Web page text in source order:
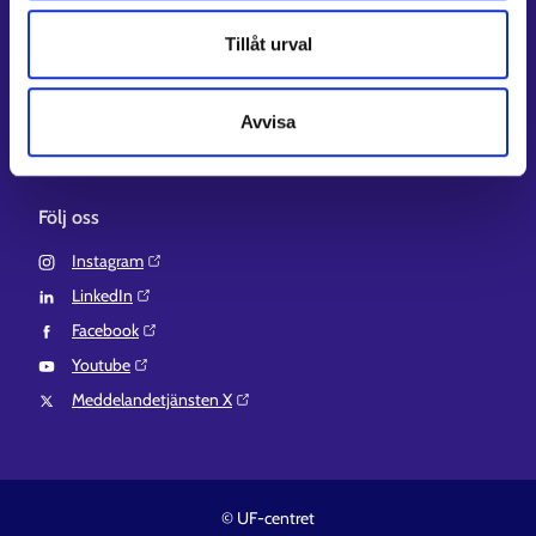
Tillåt urval
Avvisa
Work in Finland⁠
Suomi.fi-fullmakter⁠
Följ oss
Instagram⁠
LinkedIn⁠
Facebook⁠
Youtube⁠
Meddelandetjänsten X⁠
© UF-centret